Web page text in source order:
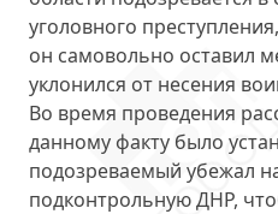
уголовного
он самовольно оставил
уклонился от несения
Во время проведения
данному факту было
подозреваемый убежал
подконтрольную ДНР,